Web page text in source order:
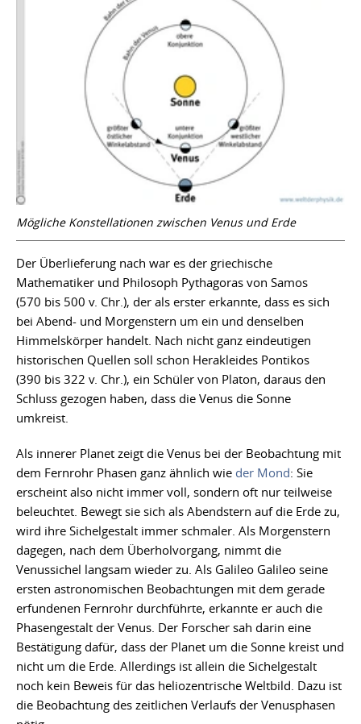
Mögliche Konstellationen zwischen Venus und Erde
Der Überlieferung nach war es der griechische
Mathematiker und Philosoph Pythagoras von Samos
(570 bis 500 v. Chr.), der als erster erkannte, dass es sich
bei Abend- und Morgenstern um ein und denselben
Himmelskörper handelt. Nach nicht ganz eindeutigen
historischen Quellen soll schon Herakleides Pontikos
(390 bis 322 v. Chr.), ein Schüler von Platon, daraus den
Schluss gezogen haben, dass die Venus die Sonne
umkreist.
Als innerer Planet zeigt die Venus bei der Beobachtung mit
dem Fernrohr Phasen ganz ähnlich wie der Mond: Sie
erscheint also nicht immer voll, sondern oft nur teilweise
beleuchtet. Bewegt sie sich als Abendstern auf die Erde zu,
wird ihre Sichelgestalt immer schmaler. Als Morgenstern
dagegen, nach dem Überholvorgang, nimmt die
Venussichel langsam wieder zu. Als Galileo Galileo seine
ersten astronomischen Beobachtungen mit dem gerade
erfundenen Fernrohr durchführte, erkannte er auch die
Phasengestalt der Venus. Der Forscher sah darin eine
Bestätigung dafür, dass der Planet um die Sonne kreist und
nicht um die Erde. Allerdings ist allein die Sichelgestalt
noch kein Beweis für das heliozentrische Weltbild. Dazu ist
die Beobachtung des zeitlichen Verlaufs der Venusphasen